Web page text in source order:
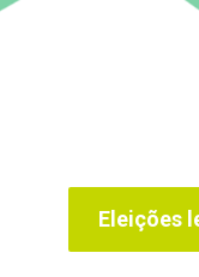
Eleições